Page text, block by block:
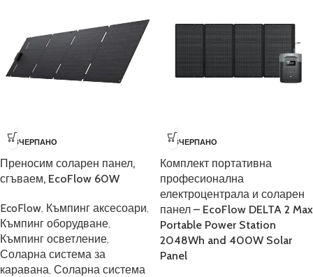
ИЗЧЕРПАНО
Преносим соларен панел,
сгъваем, EcoFlow 60W
EcoFlow, Къмпинг аксесоари,
Къмпинг оборудване,
Къмпинг осветление,
Соларна система за
каравана, Соларна система
ИЗЧЕРПАНО
Комплект портативна
професионална
електроцентрала и соларен
панел – EcoFlow DELTA 2 Max
Portable Power Station
2048Wh and 400W Solar
Panel